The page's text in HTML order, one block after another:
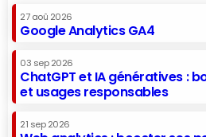
27 aoû 2026
Google Analytics GA4
03 sep 2026
ChatGPT et IA génératives :
et usages responsables
21 sep 2026